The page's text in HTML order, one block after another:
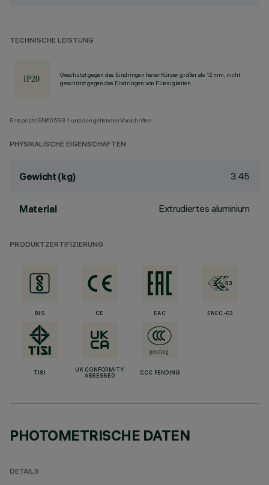
TECHNISCHE LEISTUNG
Geschützt gegen das Eindringen fester Körper größer als 12 mm, nicht
geschützt gegen das Eindringen von Flüssigkeiten.
Entspricht EN60598-1 und den geltenden Vorschriften.
PHYSIKALISCHE EIGENSCHAFTEN
Gewicht (kg) 3.45
Material Extrudiertes aluminium
PRODUKTZERTIFIZIERUNG
BIS CE EAC ENEC-03
TISI
UK CONFORMITY
ASSESSED
CCC PENDING
PHOTOMETRISCHE DATEN
DETAILS